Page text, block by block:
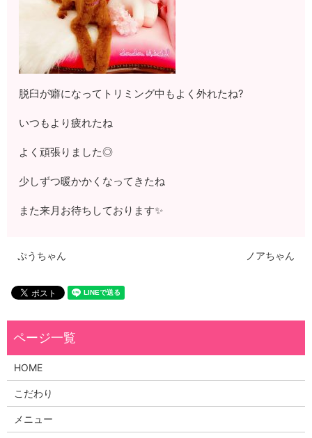
脱臼が癖になってトリミング中もよく外れたね?
いつもより疲れたね
よく頑張りました◎
少しずつ暖かかくなってきたね
また来月お待ちしております✨
ぷうちゃん ノアちゃん
HOME
こだわり
メニュー